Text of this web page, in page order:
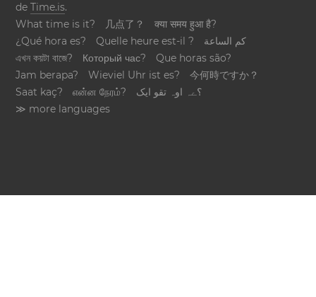
deTime.is.
What time is it?
几点了？
क्या समय हुआ है?
¿Qué hora es?
Quelle heure est-il ?
كم الساعة
এখন কয়টা বাজে?
Который час?
Que horas são?
Jam berapa?
Wieviel Uhr ist es?
今何時ですか？
Saat kaç?
என்ன நேரம்?
؟ےہ اوہ تقو ایک
≫ more languages